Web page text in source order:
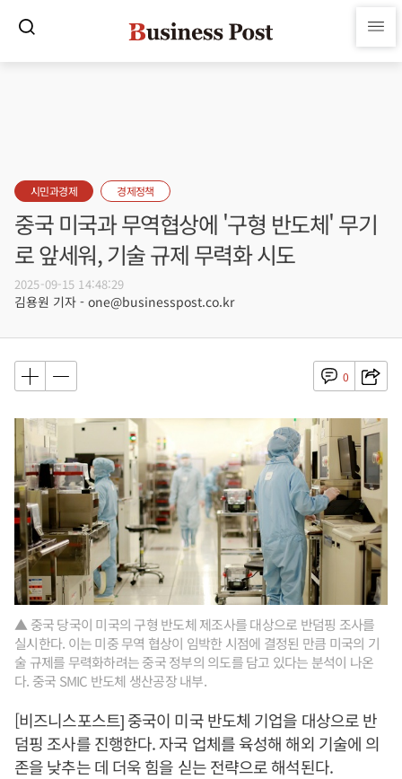
시민과경제 경제정책
중국 미국과 무역협상에 '구형 반도체' 무기
로 앞세워, 기술 규제 무력화 시도
2025-09-15 14:48:29
김용원 기자 - one@businesspost.co.kr
0
▲ 중국 당국이 미국의 구형 반도체 제조사를 대상으로 반덤핑 조사를
실시한다. 이는 미중 무역 협상이 임박한 시점에 결정된 만큼 미국의 기
술 규제를 무력화하려는 중국 정부의 의도를 담고 있다는 분석이 나온
다. 중국 SMIC 반도체 생산공장 내부.
[비즈니스포스트] 중국이 미국 반도체 기업을 대상으로 반
덤핑 조사를 진행한다. 자국 업체를 육성해 해외 기술에 의
존을 낮추는 데 더욱 힘을 싣는 전략으로 해석된다.